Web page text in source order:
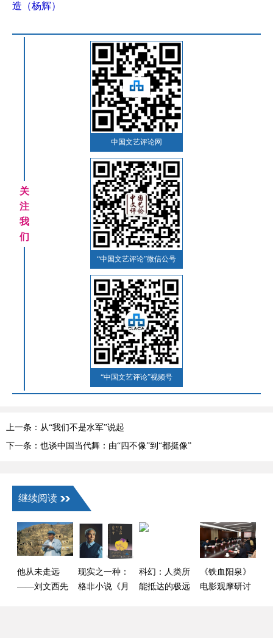
造（杨辉）
关
注
我
们
中国文艺评论网
“中国文艺评论”微信公号
“中国文艺评论”视频号
上一条：从“我们不是水军”说起
下一条：也谈中国当代舞：由“四不像”到“都挺像”
继续阅读
他从未走远
——刘文西先
现实之一种：
格非小说《月
科幻：人类所
能抵达的极远
《铁血阳泉》
电影观摩研讨